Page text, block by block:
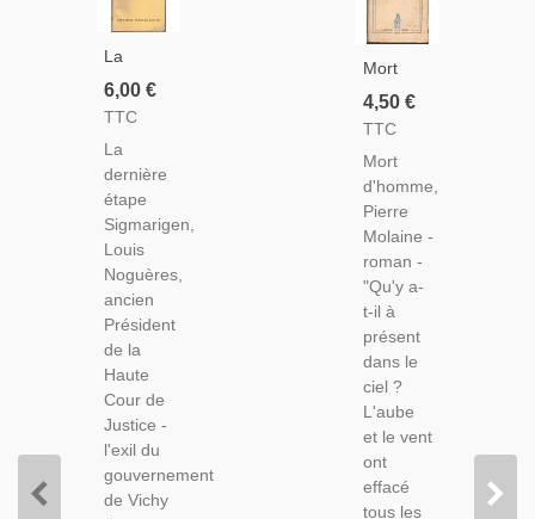
La
Dernière
Étape
Louis
Noguères,
1956 -
2e
Guerre
Mondiale,
Régime
De Vichy
En Exil,
Haute
Cour De
Justice
6,00 €
TTC
La
dernière
étape
Sigmarigen,
Louis
Noguères,
ancien
Président
de la
Haute
Cour de
Justice -
l'exil du
gouvernement
de Vichy
Mort
D'homme,
Pierre
1946 -
Roman
De
Guerre,
Seconde
Guerre
Mondiale,
Résistance,
4,50 €
TTC
Mort
d'homme,
Pierre
Molaine -
roman -
"Qu'y a-
t-il à
présent
dans le
ciel ?
L'aube
et le vent
ont
effacé
tous les